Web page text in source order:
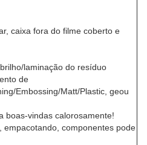
caixa fora do filme coberto e
laminação do resíduo
de
Embossing/Matt/Plastic, geou
boas-vindas calorosamente!
empacotando, componentes pode